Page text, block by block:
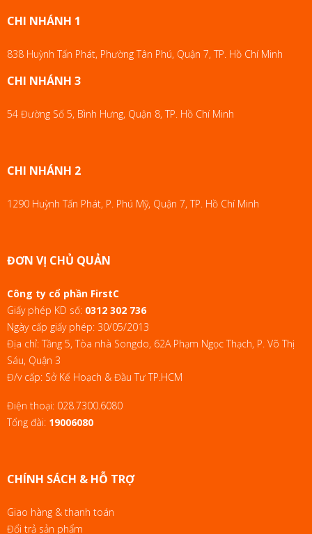
CHI NHÁNH 1
838 Huỳnh Tấn Phát, Phường Tân Phú, Quận 7, TP. Hồ Chí Minh
CHI NHÁNH 3
54 Đường Số 5, Bình Hưng, Quận 8, TP. Hồ Chí Minh
CHI NHÁNH 2
1290 Huỳnh Tấn Phát, P. Phú Mỹ, Quận 7, TP. Hồ Chí Minh
ĐƠN VỊ CHỦ QUẢN
Công ty cổ phần FirstC
Giấy phép KD số: 0312 302 736
Ngày cấp giấy phép: 30/05/2013
Địa chỉ: Tầng 5, Tòa nhà Songdo, 62A Phạm Ngọc Thạch, P. Võ Thị
Sáu, Quận 3
Đ/v cấp: Sở Kế Hoạch & Đầu Tư TP.HCM
Điện thoại: 028.7300.6080
Tổng đài: 19006080
CHÍNH SÁCH & HỖ TRỢ
Giao hàng & thanh toán
Đổi trả sản phẩm